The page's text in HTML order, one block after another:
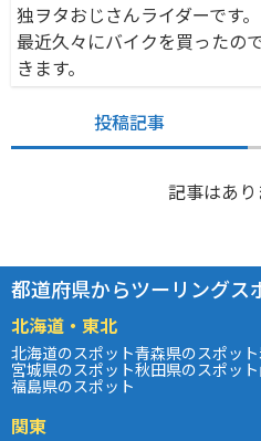
独ヲタおじさんライダーです。
最近久々にバイクを買ったの
きます。
投稿記事
記事はあり
都道府県からツーリングス
北海道・東北
北海道のスポット青森県のスポット
宮城県のスポット秋田県のスポット
福島県のスポット
関東